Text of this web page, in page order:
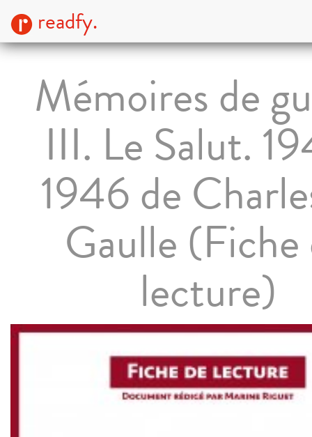
readfy.
Mémoires de
III. Le Salut.
1946 de
Gaulle (Fiche
lecture)